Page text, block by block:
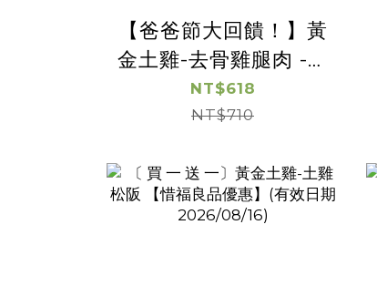
【爸爸節大回饋！】黃
金土雞-去骨雞腿肉 -｜
兩包88折｜
NT$618
NT$710